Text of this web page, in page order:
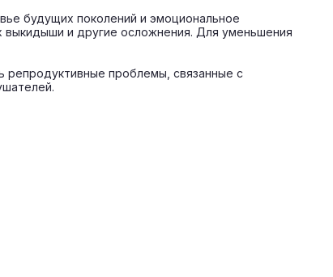
будущих поколений и эмоциональное
и другие осложнения. Для уменьшения
репродуктивные проблемы, связанные с